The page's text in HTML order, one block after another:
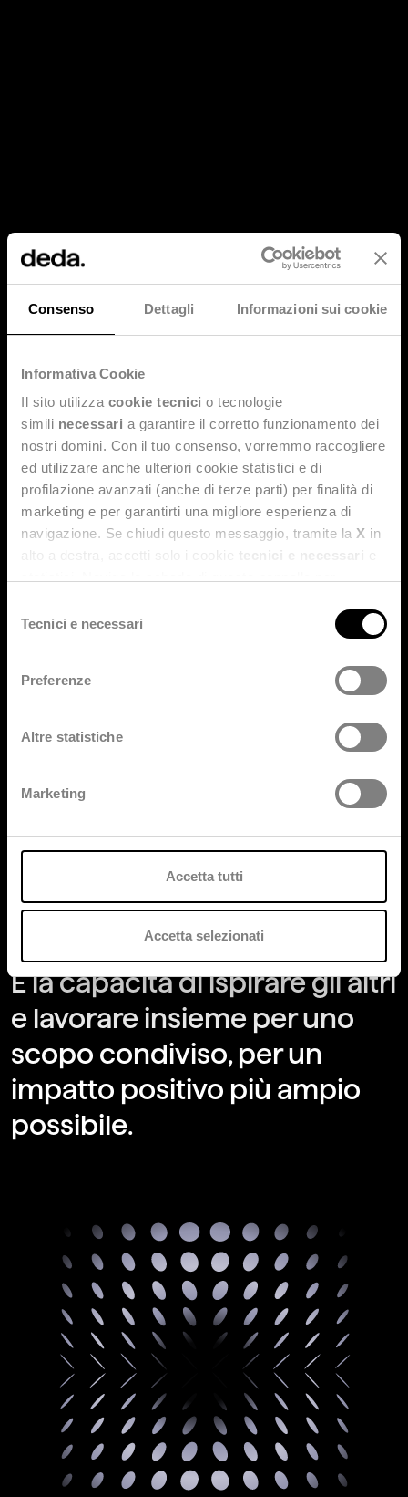
Consenso Dettagli Informazioni sui cookie
Informativa Cookie
Il sito utilizza cookie tecnici o tecnologie
simili necessari a garantire il corretto funzionamento dei
nostri domini. Con il tuo consenso, vorremmo raccogliere
ed utilizzare anche ulteriori cookie statistici e di
profilazione avanzati (anche di terze parti) per finalità di
marketing e per garantirti una migliore esperienza di
navigazione. Se chiudi questo messaggio, tramite la X in
maggiori informazioni consulta anche la nostra
Privacy
delTecnici e necessari
Preferenze
Altre statistiche
Marketing
Accetta tutti
Accetta selezionati
È la tenacia di chi si fa sempre
nuove domande.
È la capacità di ispirare gli altri
e lavorare insieme per uno
scopo condiviso, per un
impatto positivo più ampio
possibile.